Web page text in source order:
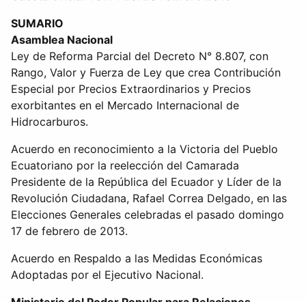
SUMARIO
Asamblea Nacional
Ley de Reforma Parcial del Decreto N° 8.807, con
Rango, Valor y Fuerza de Ley que crea Contribución
Especial por Precios Extraordinarios y Precios
exorbitantes en el Mercado Internacional de
Hidrocarburos.
Acuerdo en reconocimiento a la Victoria del Pueblo
Ecuatoriano por la reelección del Camarada
Presidente de la República del Ecuador y Líder de la
Revolución Ciudadana, Rafael Correa Delgado, en las
Elecciones Generales celebradas el pasado domingo
17 de febrero de 2013.
Acuerdo en Respaldo a las Medidas Económicas
Adoptadas por el Ejecutivo Nacional.